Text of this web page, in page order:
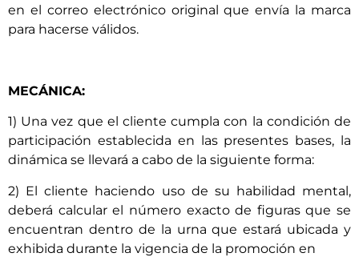
en el correo electrónico original que envía la marca
para hacerse válidos.
MECÁNICA:
1) Una vez que el cliente cumpla con la condición de
participación establecida en las presentes bases, la
dinámica se llevará a cabo de la siguiente forma:
2) El cliente haciendo uso de su habilidad mental,
deberá calcular el número exacto de figuras que se
encuentran dentro de la urna que estará ubicada y
exhibida durante la vigencia de la promoción en